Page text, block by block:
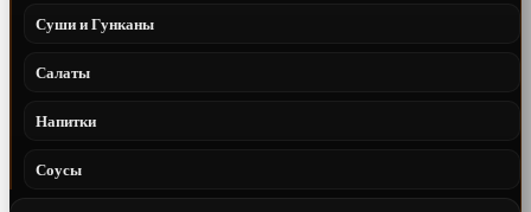
Суши и Гунканы
Салаты
Напитки
Соусы